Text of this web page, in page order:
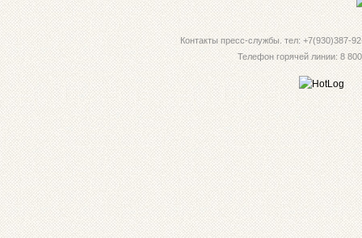
Контакты пресс-службы. тел: +7(930)387-
Телефон горячей линии: 8